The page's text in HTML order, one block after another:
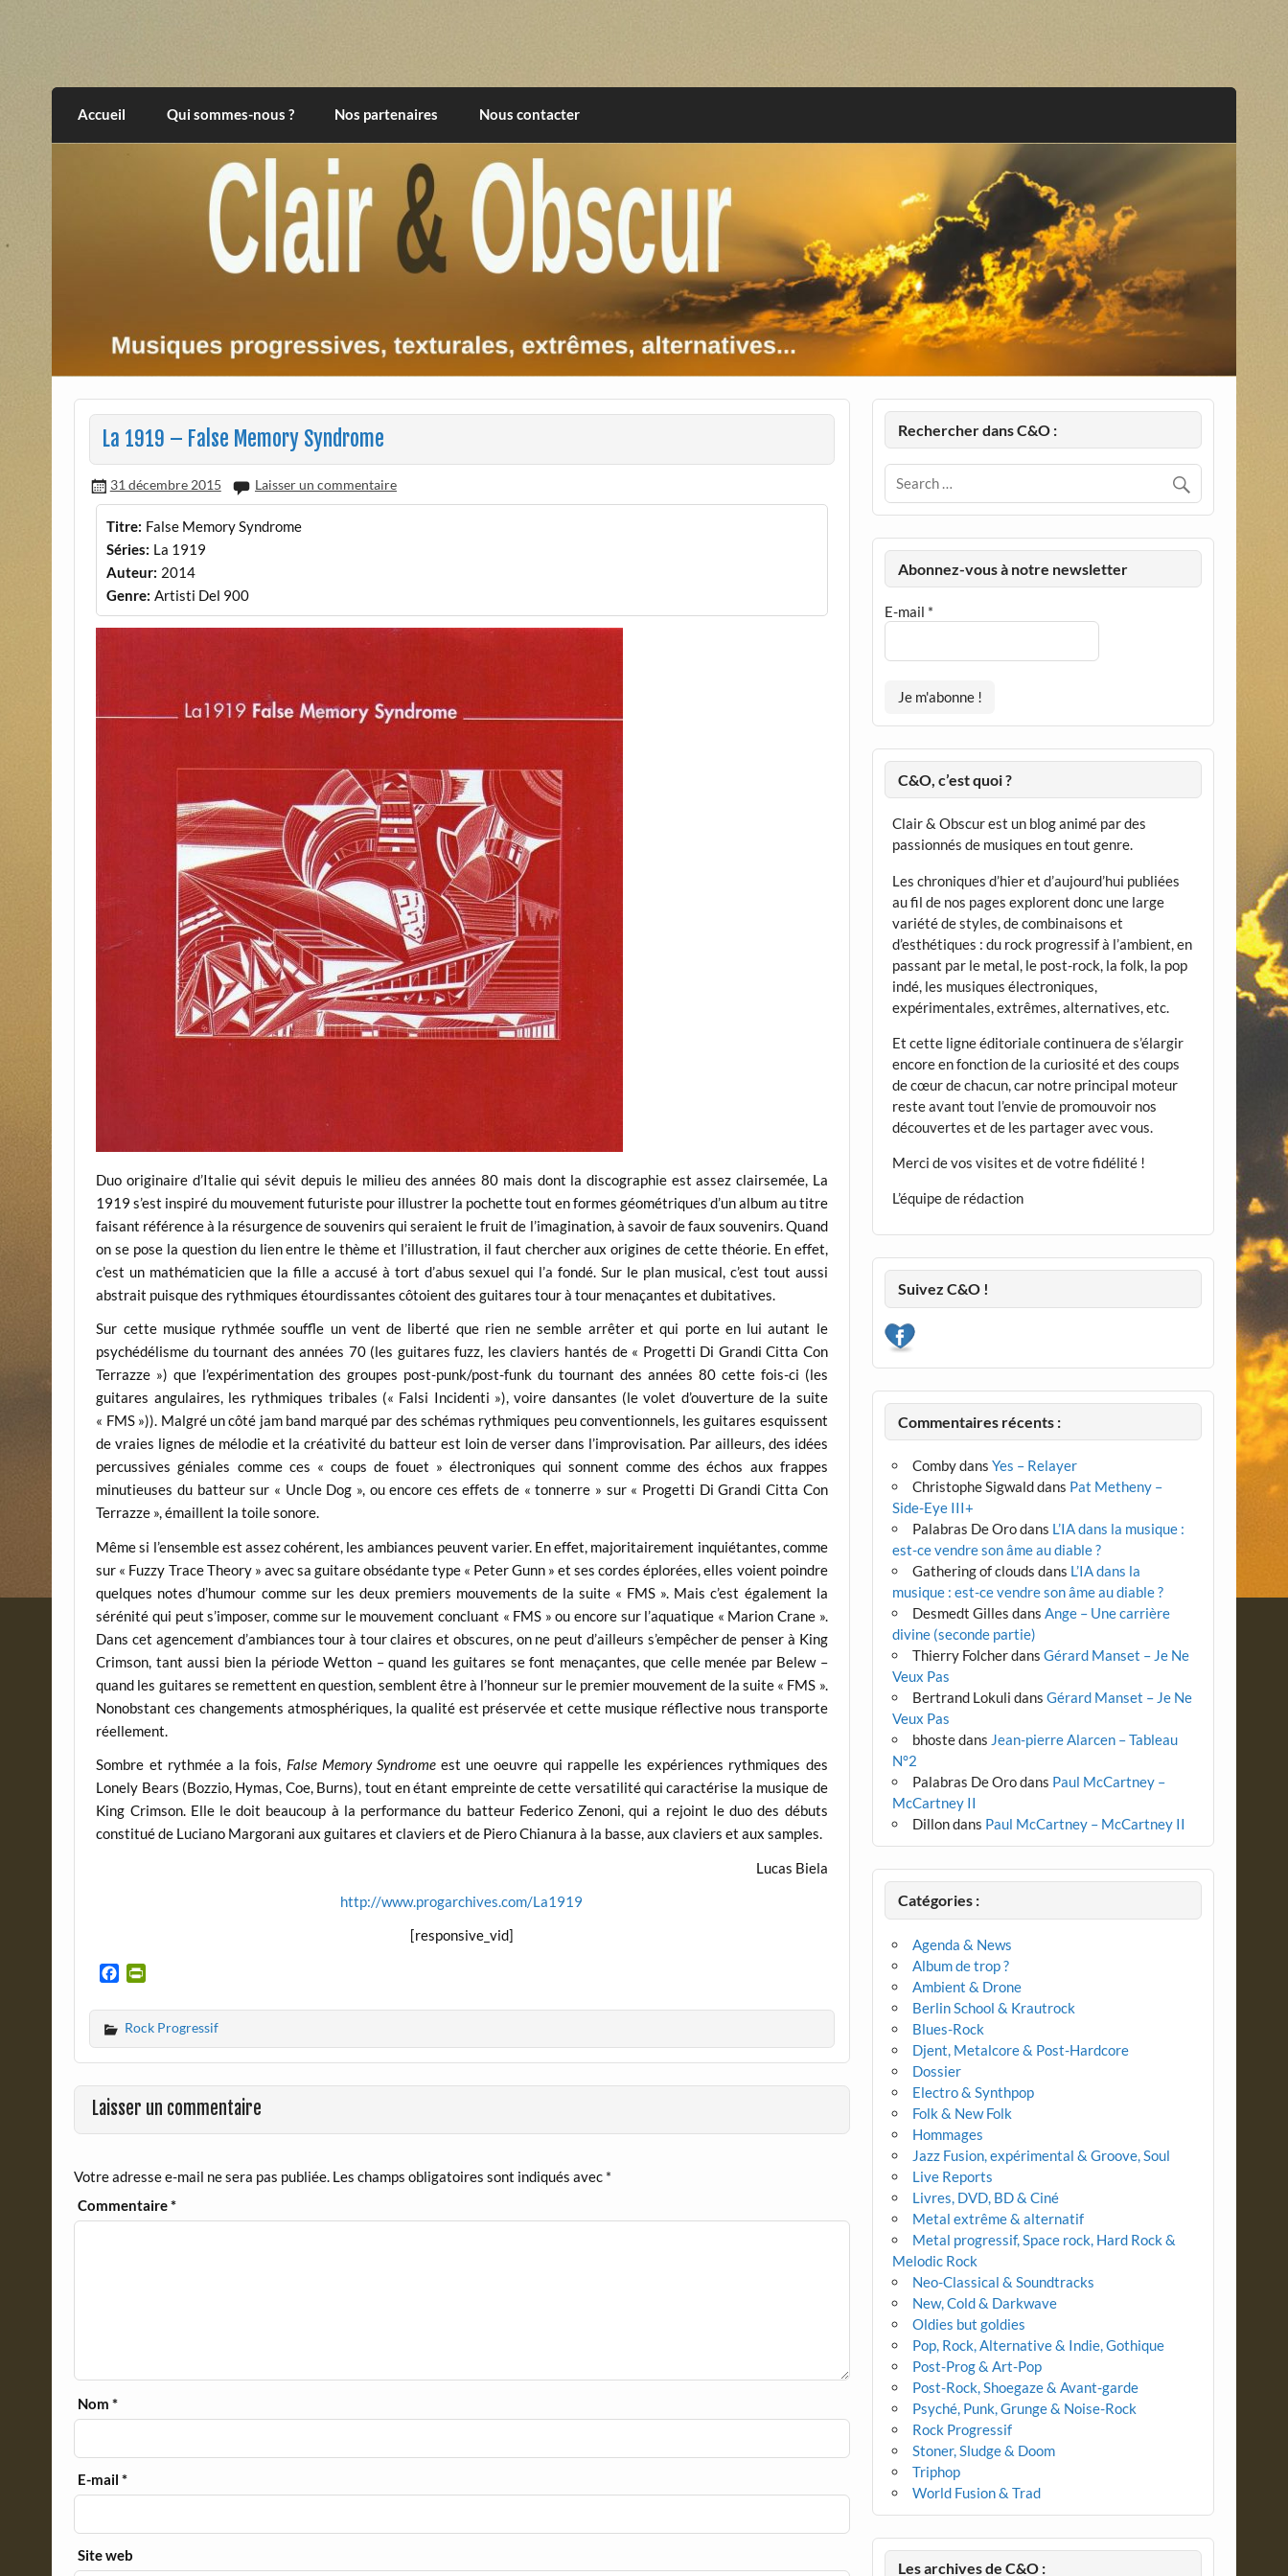
Clair et Obscur
Accueil Qui sommes-nous ? Nos partenaires Nous contacter
La 1919 – False Memory Syndrome
31 décembre 2015 Laisser un commentaire
Titre: False Memory Syndrome
Séries: La 1919
Auteur: 2014
Genre: Artisti Del 900
Duo originaire d’Italie qui sévit depuis le milieu des années 80 mais dont la discographie est assez clairsemée, La
1919 s’est inspiré du mouvement futuriste pour illustrer la pochette tout en formes géométriques d’un album au titre
faisant référence à la résurgence de souvenirs qui seraient le fruit de l’imagination, à savoir de faux souvenirs. Quand
on se pose la question du lien entre le thème et l’illustration, il faut chercher aux origines de cette théorie. En effet,
c’est un mathématicien que la fille a accusé à tort d’abus sexuel qui l’a fondé. Sur le plan musical, c’est tout aussi
abstrait puisque des rythmiques étourdissantes côtoient des guitares tour à tour menaçantes et dubitatives.
Sur cette musique rythmée souffle un vent de liberté que rien ne semble arrêter et qui porte en lui autant le
psychédélisme du tournant des années 70 (les guitares fuzz, les claviers hantés de « Progetti Di Grandi Citta Con
Terrazze ») que l’expérimentation des groupes post-punk/post-funk du tournant des années 80 cette fois-ci (les
guitares angulaires, les rythmiques tribales (« Falsi Incidenti »), voire dansantes (le volet d’ouverture de la suite
« FMS »)). Malgré un côté jam band marqué par des schémas rythmiques peu conventionnels, les guitares esquissent
de vraies lignes de mélodie et la créativité du batteur est loin de verser dans l’improvisation. Par ailleurs, des idées
percussives géniales comme ces « coups de fouet » électroniques qui sonnent comme des échos aux frappes
minutieuses du batteur sur « Uncle Dog », ou encore ces effets de « tonnerre » sur « Progetti Di Grandi Citta Con
Terrazze », émaillent la toile sonore.
Même si l’ensemble est assez cohérent, les ambiances peuvent varier. En effet, majoritairement inquiétantes, comme
sur « Fuzzy Trace Theory » avec sa guitare obsédante type « Peter Gunn » et ses cordes éplorées, elles voient poindre
quelques notes d’humour comme sur les deux premiers mouvements de la suite « FMS ». Mais c’est également la
sérénité qui peut s’imposer, comme sur le mouvement concluant « FMS » ou encore sur l’aquatique « Marion Crane ».
Dans cet agencement d’ambiances tour à tour claires et obscures, on ne peut d’ailleurs s’empêcher de penser à King
Crimson, tant aussi bien la période Wetton – quand les guitares se font menaçantes, que celle menée par Belew –
quand les guitares se remettent en question, semblent être à l’honneur sur le premier mouvement de la suite « FMS ».
Nonobstant ces changements atmosphériques, la qualité est préservée et cette musique réflective nous transporte
réellement.
Sombre et rythmée a la fois, False Memory Syndromeest une oeuvre qui rappelle les expériences rythmiques des
Lonely Bears (Bozzio, Hymas, Coe, Burns), tout en étant empreinte de cette versatilité qui caractérise la musique de
King Crimson. Elle le doit beaucoup à la performance du batteur Federico Zenoni, qui a rejoint le duo des débuts
constitué de Luciano Margorani aux guitares et claviers et de Piero Chianura à la basse, aux claviers et aux samples.
Lucas Biela
http://www.progarchives.com/La1919
[responsive_vid]
c
e
b
o
o
k
i
n
t
F
r
i
l
y
Rock Progressif
Laisser un commentaire
Votre adresse e-mail ne sera pas publiée. Les champs obligatoires sont indiqués avec *
Commentaire*
Nom*
E-mail*
Site web
Rechercher dans C&O :
Abonnez-vous à notre newsletter
E-mail *
C&O, c’est quoi ?
Clair & Obscur est un blog animé par des
passionnés de musiques en tout genre.
Les chroniques d’hier et d’aujourd’hui publiées
au fil de nos pages explorent donc une large
variété de styles, de combinaisons et
d’esthétiques : du rock progressif à l’ambient, en
passant par le metal, le post-rock, la folk, la pop
indé, les musiques électroniques,
expérimentales, extrêmes, alternatives, etc.
Et cette ligne éditoriale continuera de s’élargir
encore en fonction de la curiosité et des coups
de cœur de chacun, car notre principal moteur
reste avant tout l’envie de promouvoir nos
découvertes et de les partager avec vous.
Merci de vos visites et de votre fidélité !
L’équipe de rédaction
Suivez C&O !
Commentaires récents :
CombydansYes – Relayer
Christophe Sigwalddans Pat Metheny –
Side-Eye III+
Palabras De Orodans L’IA dans la musique :
est-ce vendre son âme au diable ?
Gathering of clouds dans L’IA dans la
musique : est-ce vendre son âme au diable ?
Desmedt Gilles dansAnge – Une carrière
divine (seconde partie)
Thierry FolcherdansGérard Manset – Je Ne
Veux Pas
Bertrand Lokuli dansGérard Manset – Je Ne
Veux Pas
bhostedans Jean-pierre Alarcen – Tableau
N°2
Palabras De Orodans Paul McCartney –
McCartney II
Dillondans Paul McCartney – McCartney II
Catégories :
Agenda & News
Album de trop ?
Ambient & Drone
Berlin School & Krautrock
Blues-Rock
Djent, Metalcore & Post-Hardcore
Dossier
Electro & Synthpop
Folk & New Folk
Hommages
Jazz Fusion, expérimental & Groove, Soul
Live Reports
Livres, DVD, BD & Ciné
Metal extrême & alternatif
Metal progressif, Space rock, Hard Rock &
Melodic Rock
Neo-Classical & Soundtracks
New, Cold & Darkwave
Oldies but goldies
Pop, Rock, Alternative & Indie, Gothique
Post-Prog & Art-Pop
Post-Rock, Shoegaze & Avant-garde
Psyché, Punk, Grunge & Noise-Rock
Rock Progressif
Stoner, Sludge & Doom
Triphop
World Fusion & Trad
Les archives de C&O :